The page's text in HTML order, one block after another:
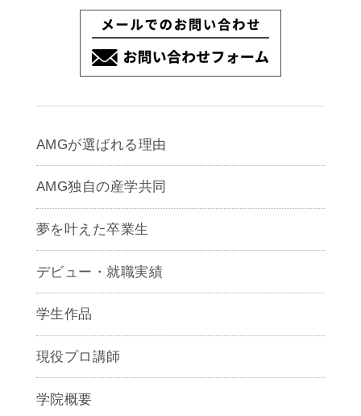
AMGが選ばれる理由
AMG独自の産学共同
夢を叶えた卒業生
デビュー・就職実績
学生作品
現役プロ講師
学院概要